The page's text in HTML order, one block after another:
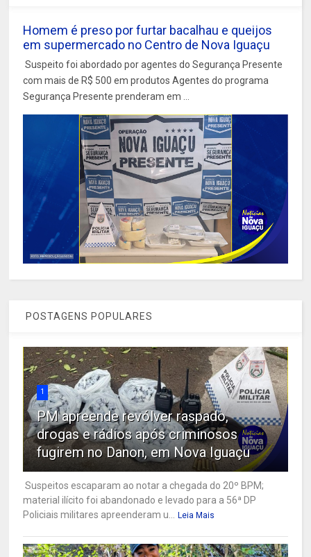
Homem é preso por furtar bacalhau e queijos
em supermercado no Centro de Nova Iguaçu
Suspeito foi abordado por agentes do Segurança Presente
com mais de R$ 500 em produtos Agentes do programa
Segurança Presente prenderam em ...
POSTAGENS POPULARES
1
PM apreende revólver raspado,
drogas e rádios após criminosos
fugirem no Danon, em Nova Iguaçu
Suspeitos escaparam ao notar a chegada do 20º BPM;
material ilícito foi abandonado e levado para a 56ª DP
Policiais militares apreenderam u...
Leia Mais